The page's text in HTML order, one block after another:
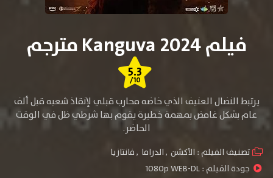
فيلم Kanguva 2024 مترجم
5.3
/10
يرتبط النضال العنيف الذي خاضه محارب قبلي لإنقاذ شعبه قبل ألف
عام بشكل غامض بمهمة خطيرة يقوم بها شرطي ظل في الوقت
الحاضر.
تصنيف الفيلم : الأكشن ,الدراما ,فانتازيا
جودة الفيلم :1080p WEB-DL